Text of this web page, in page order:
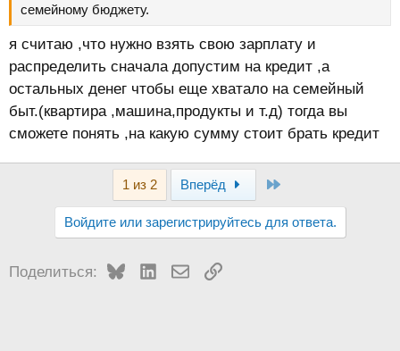
семейному бюджету.
я считаю ,что нужно взять свою зарплату и
распределить сначала допустим на кредит ,а
остальных денег чтобы еще хватало на семейный
быт.(квартира ,машина,продукты и т.д) тогда вы
сможете понять ,на какую сумму стоит брать кредит
1 из 2 Вперёд
Войдите или зарегистрируйтесь для ответа.
Поделиться: BlueskyLinkedInЭлектронная почта
Ссылка